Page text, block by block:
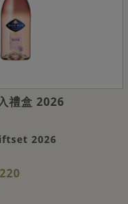
禮盒 2026
2026